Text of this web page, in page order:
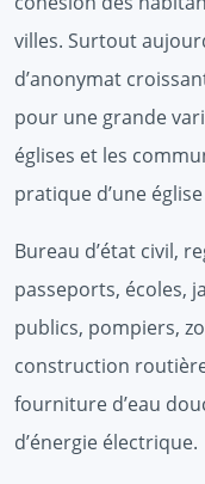
villes. Surtout
d’anonymat
pour une grande
églises et les
pratique d’une
Bureau d’état civil,
passeports, écoles,
publics, pompiers,
construction
fourniture d’eau
d’énergie électrique.